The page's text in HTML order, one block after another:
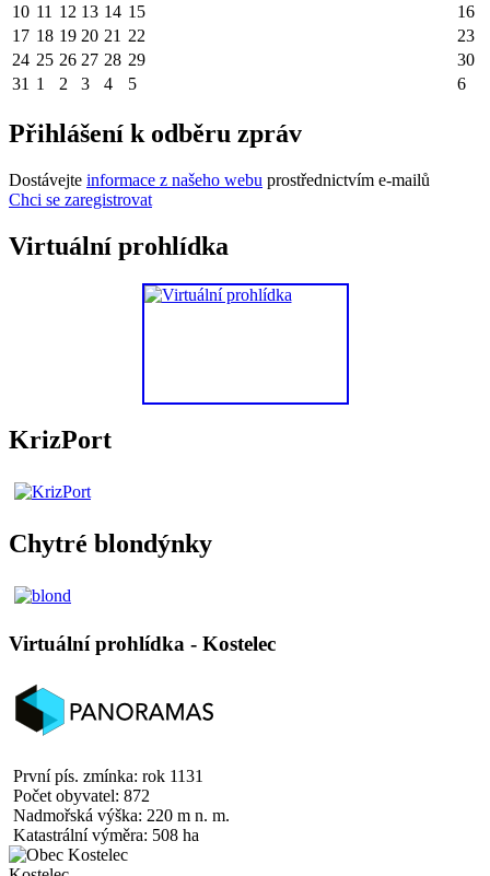
10 11 12 13 14 15
16
17 18 19 20 21 22
23
24 25 26 27 28 29
30
31 1 2 3 4 5 6
Přihlášení k odběru zpráv
Dostávejte informace z našeho webu prostřednictvím e-mailů
Chci se zaregistrovat
Virtuální prohlídka
KrizPort
Chytré blondýnky
Virtuální prohlídka - Kostelec
První pís. zmínka: rok 1131
Počet obyvatel: 872
Nadmořská výška: 220 m n. m.
Katastrální výměra: 508 ha